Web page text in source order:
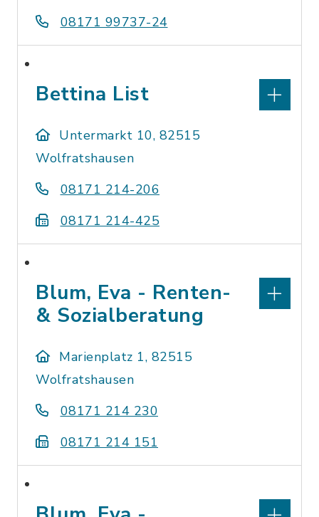
08171 99737-24
Bettina List
Untermarkt 10, 82515
Wolfratshausen
08171 214-206
08171 214-425
Blum, Eva - Renten-
& Sozialberatung
Marienplatz 1, 82515
Wolfratshausen
08171 214 230
08171 214 151